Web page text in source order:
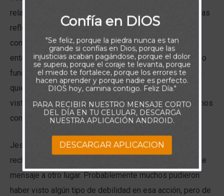
relación con otros tratar de alejarse, pero luego al leer las
reflexiones del autor, reconocí que eran muy válidas. Él
comentaba que en algún momento podemos intentar
entablar una conversación con alguien y simplemente no
funcionará, y todo ello por una simple razón: no importa
quien seas, habrá personas que aceptarán tu punto de
vista y otros que simplemente no lo aceptarán y debemos
convivir con ello.
Jesús dijo a sus discípulos que si alguna persona
rechazaba su mensaje, ellos debían alejarse y llevar ese
mensaje a otro lugar. Probablemente muchos pudieron
haber visto algún tipo de debilidad en esa acción, pero de
Confía en DIOS
"Se feliz, porque la piedra nunca es tan
grande si confías en Dios, porque las
injusticias acaban pagándose, porque el dolor
se supera, porque el coraje te levanta, porque
el miedo te fortalece, porque los errores te
hacen aprender y porque nadie es perfecto.
DIOS hoy, camina contigo. Feliz Día."
PARA RECIBIR NUESTRO MENSAJE CORTO
DEL DÍA EN TU CELULAR, DESCARGA
NUESTRA APLICACIÓN ANDROID.
DESCARGAR APLICACION